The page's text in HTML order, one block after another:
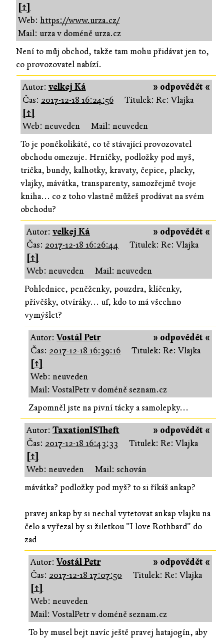
[↑]
Web:https://www.urza.cz/
Mail: urza v doméně urza.cz
Není to můj obchod, takže tam mohu přidávat jen to,
co provozovatel nabízí.
» odpovědět «
Autor: velkej Ká
Čas: 2017-12-18 16:24:56
Titulek: Re: Vlajka
[↑]
Web: neuveden
Mail: neuveden
To je poněkolikáté, co tě stávající provozovatel
obchodu omezuje. Hrníčky, podložky pod myš,
trička, bundy, kalhotky, kravaty, čepice, placky,
vlajky, mávátka, transparenty, samozřejmě tvoje
kniha... co z toho vlastně můžeš prodávat na svém
obchodu?
» odpovědět «
Autor: velkej Ká
Čas: 2017-12-18 16:26:44
Titulek: Re: Vlajka
[↑]
Web: neuveden
Mail: neuveden
Pohlednice, peněženky, pouzdra, klíčenky,
přívěšky, otvíráky... uf, kdo to má všechno
vymýšlet?
» odpovědět «
Autor:Vostál Petr
Čas: 2017-12-18 16:39:16
Titulek: Re: Vlajka
[↑]
Web: neuveden
Mail: VostalPetr v doméně seznam.cz
Zapomněl jste na pivní tácky a samolepky...
» odpovědět «
Autor: TaxationISTheft
Čas: 2017-12-18 16:43:33
Titulek: Re: Vlajka
[↑]
Web: neuveden
Mail: schován
mávátka? podložky pod myš? to si říkáš ankap?
pravej ankap by si nechal vytetovat ankap vlajku na
čelo a vyřezal by si žiletkou "I love Rothbard" do
zad
» odpovědět «
Autor:Vostál Petr
Čas: 2017-12-18 17:07:50
Titulek: Re: Vlajka
[↑]
Web: neuveden
Mail: VostalPetr v doméně seznam.cz
To by musel bejt navíc ještě pravej hatajogín, aby